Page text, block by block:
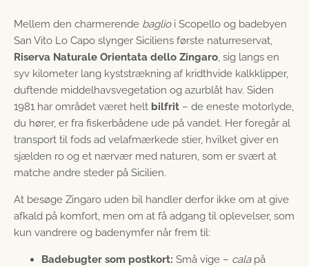
Mellem den charmerende baglioi Scopello og badebyen
San Vito Lo Capo slynger Siciliens første naturreservat,
Riserva Naturale Orientata dello Zingaro, sig langs en
syv kilometer lang kyststrækning af kridthvide kalkklipper,
duftende middelhavs­vegetation og azurblåt hav. Siden
1981 har området været helt bilfrit – de eneste motorlyde,
du hører, er fra fiskerbådene ude på vandet. Her foregår al
transport til fods ad velafmærkede stier, hvilket giver en
sjælden ro og et nærvær med naturen, som er svært at
matche andre steder på Sicilien.
At besøge Zingaro uden bil handler derfor ikke om at give
afkald på komfort, men om at få adgang til oplevelser, som
kun vandrere og badenymfer når frem til:
Badebugter som postkort: Små vige – calapå